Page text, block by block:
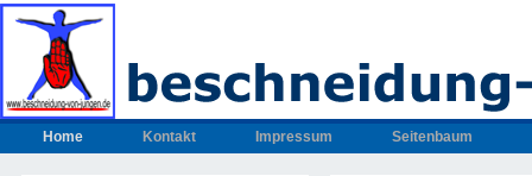
Home Kontakt Impressum Seitenbaum